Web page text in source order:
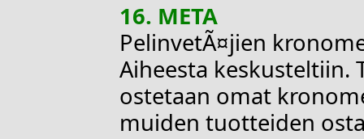
16. META
PelinvetÃ¤jien
Aiheesta keskusteltiin.
ostetaan omat
muiden tuotteiden